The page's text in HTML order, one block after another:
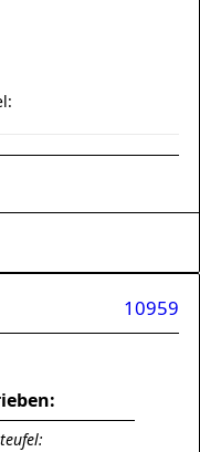
10959